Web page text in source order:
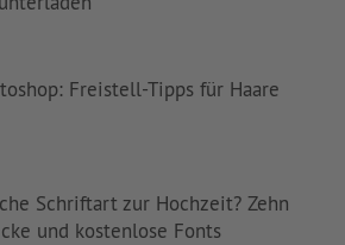
Freistell-Tipps für Haare
Schriftart zur Hochzeit? Zehn
und kostenlose Fonts